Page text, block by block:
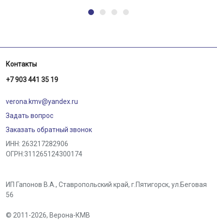
Контакты
+7 903 441 35 19
verona.kmv@yandex.ru
Задать вопрос
Заказать обратный звонок
ИНН: 263217282906
ОГРН:311265124300174
ИП Гапонов В.А., Ставропольский край, г.Пятигорск, ул.Беговая
56
© 2011-2026, Верона-КМВ